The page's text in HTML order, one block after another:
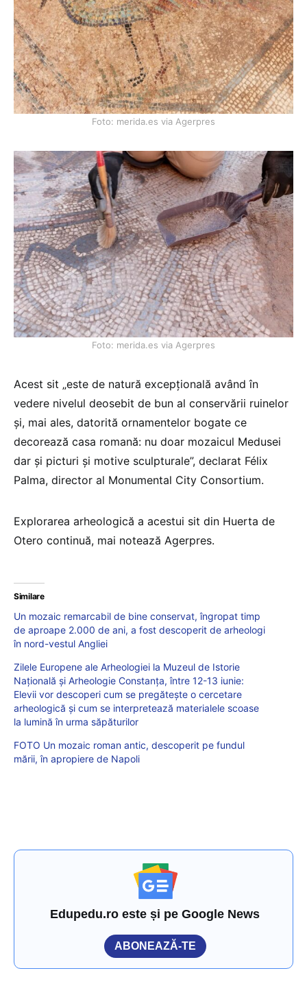
Foto: merida.es via Agerpres
Foto: merida.es via Agerpres
Acest sit „este de natură excepţională având în
vedere nivelul deosebit de bun al conservării ruinelor
şi, mai ales, datorită ornamentelor bogate ce
decorează casa romană: nu doar mozaicul Medusei
dar şi picturi şi motive sculpturale”, declarat Félix
Palma, director al Monumental City Consortium.
Explorarea arheologică a acestui sit din Huerta de
Otero continuă, mai notează Agerpres.
Similare
Un mozaic remarcabil de bine conservat, îngropat timp
de aproape 2.000 de ani, a fost descoperit de arheologi
în nord-vestul Angliei
Zilele Europene ale Arheologiei la Muzeul de Istorie
Naţională şi Arheologie Constanţa, între 12-13 iunie:
Elevii vor descoperi cum se pregătește o cercetare
arheologică și cum se interpretează materialele scoase
la lumină în urma săpăturilor
FOTO Un mozaic roman antic, descoperit pe fundul
mării, în apropiere de Napoli
Edupedu.ro este și pe Google News
ABONEAZĂ-TE